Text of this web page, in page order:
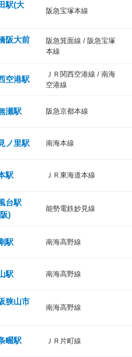
駅(大
阪急宝塚本線
阪大前
阪急箕面線 / 阪急宝塚
本線
空港駅
ＪＲ関西空港線 / 南海
空港線
瀬駅 阪急京都本線
ノ里駅 南海本線
駅 ＪＲ東海道本線
台駅
)
能勢電鉄妙見線
駅 南海高野線
駅 南海高野線
狭山市
南海高野線
畷駅 ＪＲ片町線